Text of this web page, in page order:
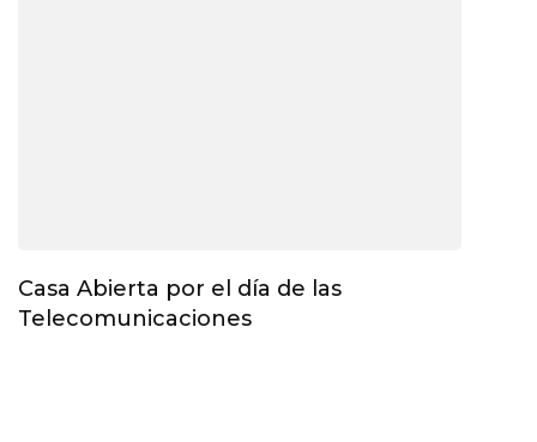
Casa Abierta por el día de las
Telecomunicaciones